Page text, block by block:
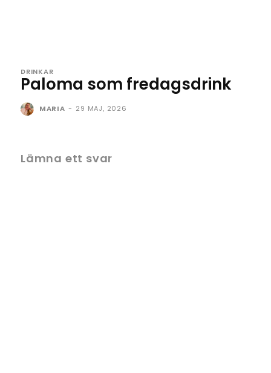
DRINKAR
Paloma som fredagsdrink
MARIA - 29 MAJ, 2026
Lämna ett svar